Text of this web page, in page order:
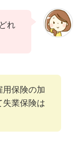
れ
用保険の加
失業保険は